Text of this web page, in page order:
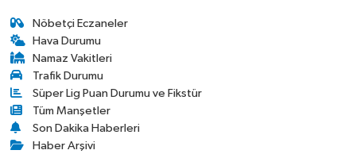
Nöbetçi Eczaneler
Hava Durumu
Namaz Vakitleri
Trafik Durumu
Süper Lig Puan Durumu ve Fikstür
Tüm Manşetler
Son Dakika Haberleri
Haber Arşivi